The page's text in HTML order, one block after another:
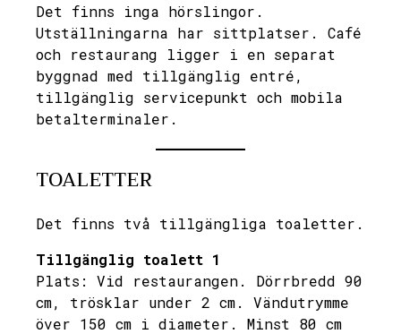
Det finns inga hörslingor.
Utställningarna har sittplatser. Café
och restaurang ligger i en separat
byggnad med tillgänglig entré,
tillgänglig servicepunkt och mobila
betalterminaler.
TOALETTER
Det finns två tillgängliga toaletter.
Tillgänglig toalett 1
Plats: Vid restaurangen. Dörrbredd 90
cm, trösklar under 2 cm. Vändutrymme
över 150 cm i diameter. Minst 80 cm